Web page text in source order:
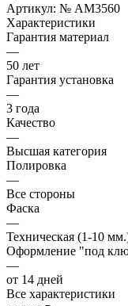
Артикул: № AM3560
Характеристики
Гарантия материал
—
50 лет
Гарантия установка
—
3 года
Качество
—
Высшая категория
Полировка
—
Все стороны
Фаска
—
Техническая (1-10
Оформление "под
—
от 14 дней
Все характеристики